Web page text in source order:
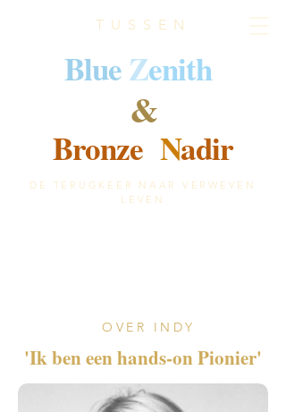
BlueZenith
DE TERUGKEER NAAR VERWEVEN
LEVEN
&
Bronze Nadir
TUSSEN
OVER INDY
'Ik ben een hands-on Pionier'